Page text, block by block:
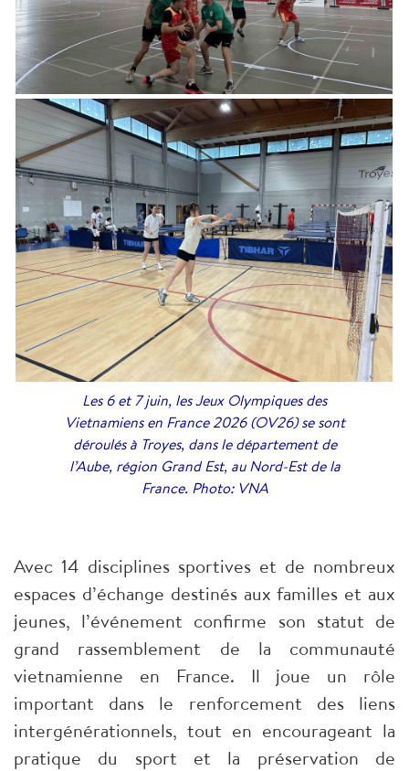
Les 6 et 7 juin, les Jeux Olympiques des
Vietnamiens en France 2026 (OV26) se sont
déroulés à Troyes, dans le département de
l’Aube, région Grand Est, au Nord-Est de la
France. Photo: VNA
Avec 14 disciplines sportives et de nombreux
espaces d’échange destinés aux familles et aux
jeunes, l’événement confirme son statut de
grand rassemblement de la communauté
vietnamienne en France. Il joue un rôle
important dans le renforcement des liens
intergénérationnels, tout en encourageant la
pratique du sport et la préservation de